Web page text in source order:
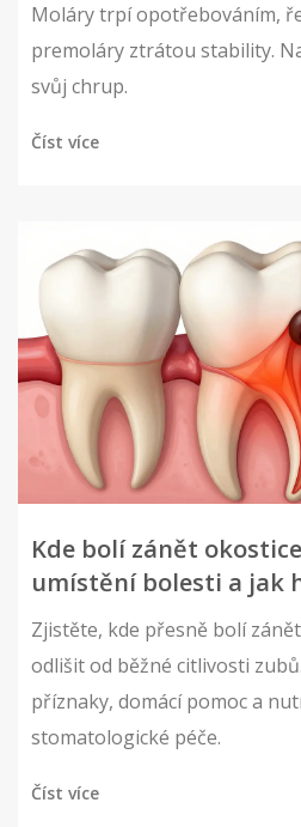
Moláry trpí opotřebováním,
premoláry ztrátou stability.
svůj chrup.
Číst více
Kde bolí zánět
umístění bolesti a jak
Zjistěte, kde přesně bolí
odlišit od běžné citlivosti
příznaky, domácí pomoc a
stomatologické péče.
Číst více